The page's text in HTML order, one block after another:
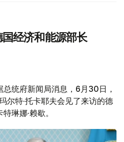
经济和能源部长
总统府新闻局消息，6月30日，
尔特·托卡耶夫会见了来访的德
琳娜·赖歇。